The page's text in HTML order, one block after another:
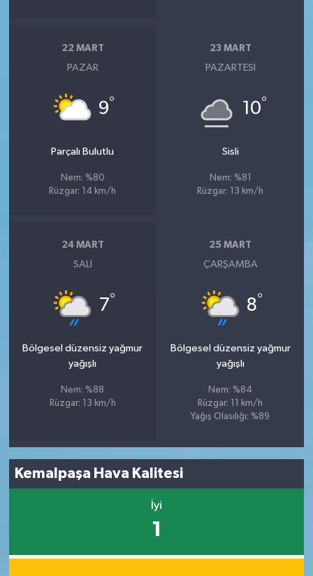
22 MART
PAZAR
9°
Parçalı Bulutlu
Nem: %80
Rüzgar: 14 km/h
23 MART
PAZARTESI
10°
Sisli
Nem: %81
Rüzgar: 13 km/h
24 MART
SALI
7°
Bölgesel düzensiz yağmur
yağışlı
Nem: %88
Rüzgar: 13 km/h
25 MART
ÇARŞAMBA
8°
Bölgesel düzensiz yağmur
yağışlı
Nem: %84
Rüzgar: 11 km/h
Yağış Olasılığı: %89
Kemalpaşa Hava Kalitesi
İyi
1